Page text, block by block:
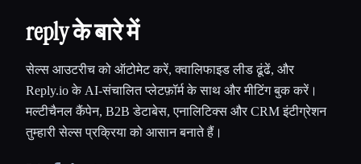
reply के बारे में
सेल्स आउटरीच को ऑटोमेट करें, क्वालिफाइड लीड ढूंढें, और
Reply.io के AI-संचालित प्लेटफ़ॉर्म के साथ और मीटिंग बुक करें।
मल्टीचैनल कैंपेन, B2B डेटाबेस, एनालिटिक्स और CRM इंटीग्रेशन
तुम्हारी सेल्स प्रक्रिया को आसान बनाते हैं।